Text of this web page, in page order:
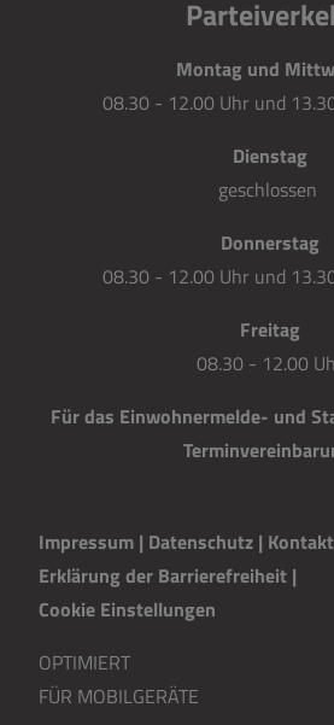
Montag und
08.30 - 12.00 Uhr und
Dienstag
geschlossen
Donnerstag
08.30 - 12.00 Uhr und
Freitag
08.30 - 12.00
Für das Einwohnermelde- und
Impressum | Datenschutz | Kontakt
Erklärung der Barrierefreiheit |
Cookie Einstellungen
OPTIMIERT
FÜR MOBILGERÄTE